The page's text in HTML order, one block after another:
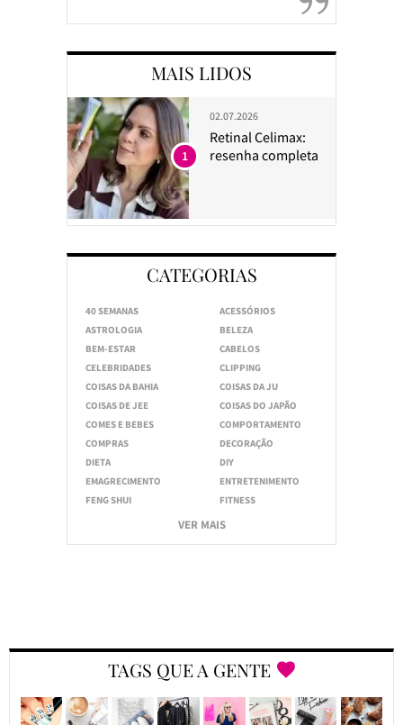
MAIS LIDOS
02.07.2026
Retinal Celimax:
resenha completa
1
CATEGORIAS
40 SEMANAS
ACESSÓRIOS
ASTROLOGIA
BELEZA
BEM-ESTAR
CABELOS
CELEBRIDADES
CLIPPING
COISAS DA BAHIA
COISAS DA JU
COISAS DE JEE
COISAS DO JAPÃO
COMES E BEBES
COMPORTAMENTO
COMPRAS
DECORAÇÃO
DIETA
DIY
EMAGRECIMENTO
ENTRETENIMENTO
FENG SHUI
FITNESS
VER MAIS
TAGS QUE A GENTE